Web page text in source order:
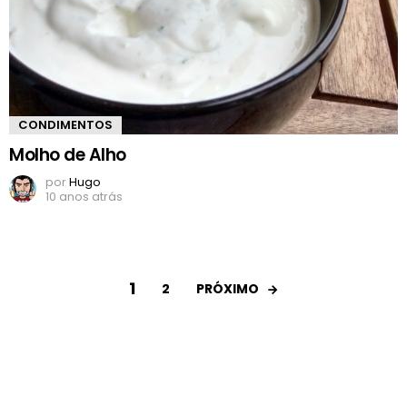
CONDIMENTOS
Molho de Alho
porHugo
10 anos atrás
1 2 PRÓXIMO